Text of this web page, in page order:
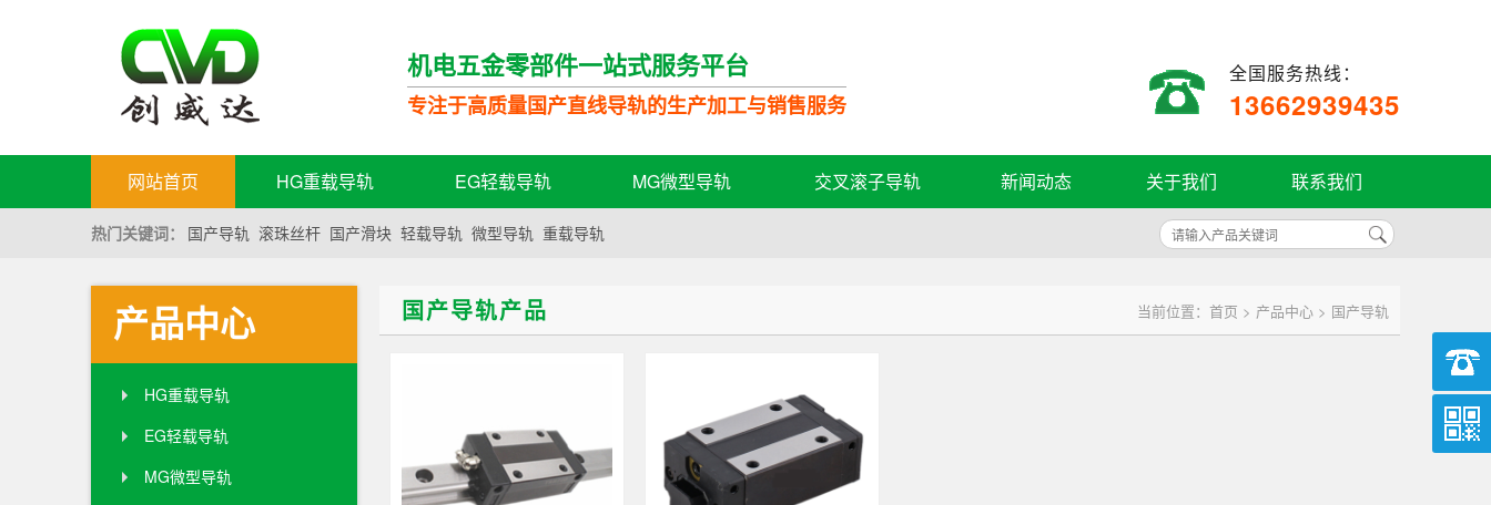
机电五金零部件一站式服务平台
专注于高质量国产直线导轨的生产加工与销售服务
全国服务热线：
13662939435
网站首页 HG重载导轨 EG轻载导轨 MG微型导轨 交叉滚子导轨 新闻动态 关于我们 联系我们
热门关键词： 国产导轨 滚珠丝杆 国产滑块 轻载导轨 微型导轨 重载导轨
产品中心
HG重载导轨
EG轻载导轨
MG微型导轨
国产导轨产品 当前位置： 首页 > 产品中心 > 国产导轨